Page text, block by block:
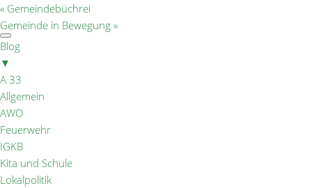
« Gemeindebüchrei
Gemeinde in Bewegung »
Blog
▼
A 33
Allgemein
AWO
Feuerwehr
IGKB
Kita und Schule
Lokalpolitik